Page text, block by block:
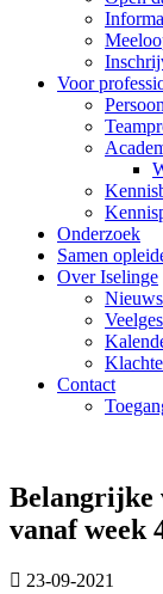
Voor
Onderzoek
Samen
Over Iselinge
Nieuws
Contact
Belangrijke
vanaf week
23-09-2021